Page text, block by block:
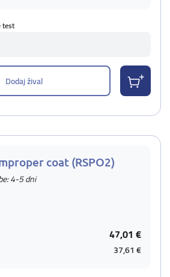
test
Dodaj žival
coat (RSPO2)
4-5 dni
47,01 €
37,61 €